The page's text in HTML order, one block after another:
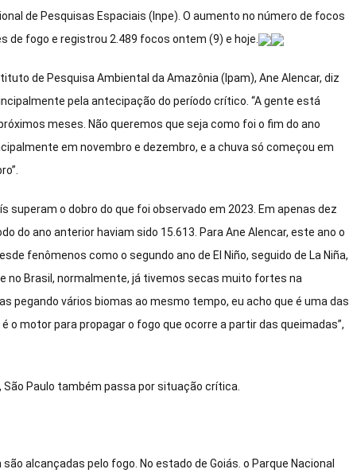
de Pesquisas Espaciais (Inpe). O aumento no número de focos
de fogo e registrou 2.489 focos ontem (9) e hoje.
de Pesquisa Ambiental da Amazônia (Ipam), Ane Alencar, diz
pela antecipação do período crítico. “A gente está
meses. Não queremos que seja como foi o fim do ano
em novembro e dezembro, e a chuva só começou em
o dobro do que foi observado em 2023. Em apenas dez
do ano anterior haviam sido 15.613. Para Ane Alencar, este ano o
fenômenos como o segundo ano de El Niño, seguido de La Niña,
no Brasil, normalmente, já tivemos secas muito fortes na
pegando vários biomas ao mesmo tempo, eu acho que é uma das
motor para propagar o fogo que ocorre a partir das queimadas”,
Paulo também passa por situação crítica.
alcançadas pelo fogo. No estado de Goiás. o Parque Nacional